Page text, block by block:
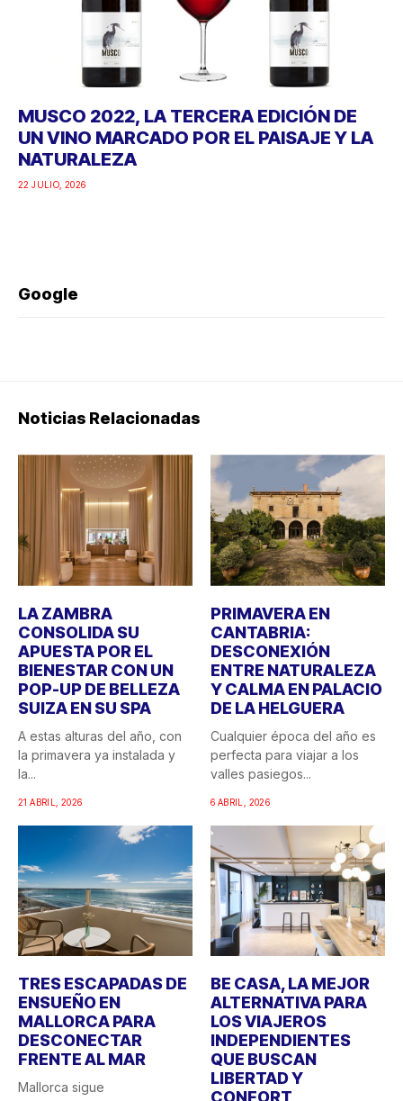
MUSCO 2022, LA TERCERA EDICIÓN DE
UN VINO MARCADO POR EL PAISAJE Y LA
NATURALEZA
22 JULIO, 2026
Google
Noticias Relacionadas
LA ZAMBRA
CONSOLIDA SU
APUESTA POR EL
BIENESTAR CON UN
POP-UP DE BELLEZA
SUIZA EN SU SPA
A estas alturas del año, con
la primavera ya instalada y
la...
21 ABRIL, 2026
PRIMAVERA EN
CANTABRIA:
DESCONEXIÓN
ENTRE NATURALEZA
Y CALMA EN PALACIO
DE LA HELGUERA
Cualquier época del año es
perfecta para viajar a los
valles pasiegos...
6 ABRIL, 2026
TRES ESCAPADAS DE
ENSUEÑO EN
MALLORCA PARA
DESCONECTAR
FRENTE AL MAR
Mallorca sigue
BE CASA, LA MEJOR
ALTERNATIVA PARA
LOS VIAJEROS
INDEPENDIENTES
QUE BUSCAN
LIBERTAD Y
CONFORT